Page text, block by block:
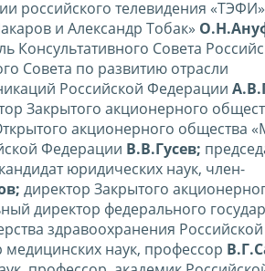
российского телевидения «ТЭФИ»
и Александр Тобак»
Консультативного Совета
Совета по развитию отрасли
Российской Федерации
Закрытого акционерного
акционерного общества
Федерации В.В.Гусев;
юридических наук, член-
директор Закрытого
директор федерального
здравоохранения Российской
наук, профессор